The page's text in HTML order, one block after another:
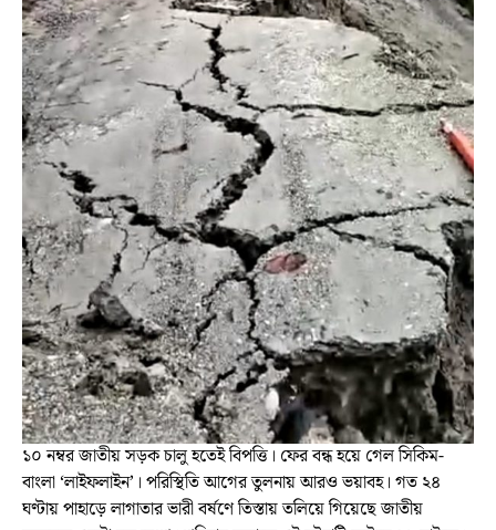
১০ নম্বর জাতীয় সড়ক চালু হতেই বিপত্তি। ফের বন্ধ হয়ে গেল সিকিম-
বাংলা ‘লাইফলাইন’। পরিস্থিতি আগের তুলনায় আরও ভয়াবহ। গত ২৪
ঘণ্টায় পাহাড়ে লাগাতার ভারী বর্ষণে তিস্তায় তলিয়ে গিয়েছে জাতীয়